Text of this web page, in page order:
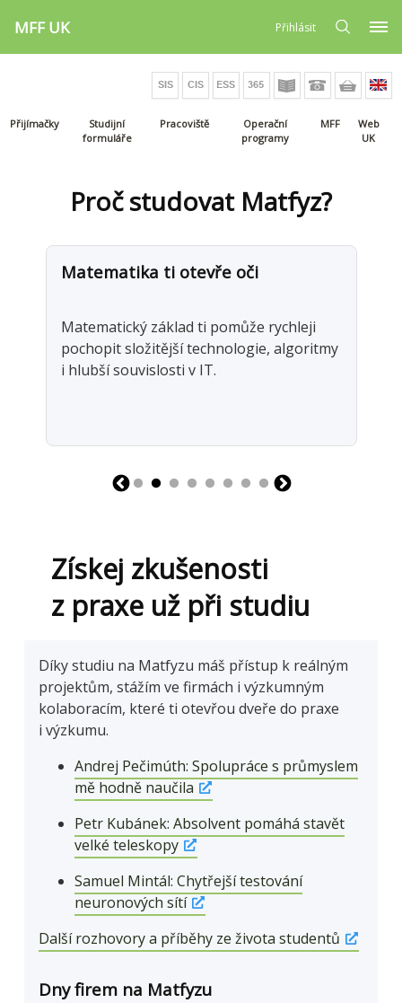
MFF UK Přihlásit
Přijímačky
Studijní
formuláře
Pracoviště
Operační
programy
MFF
Web
UK
Proč studovat Matfyz?
Matematika ti otevře oči
Matematický základ ti pomůže rychleji
pochopit složitější technologie, algoritmy
i hlubší souvislosti v IT.
Získej zkušenosti
z praxe už při studiu
Díky studiu na Matfyzu máš přístup k reálným
projektům, stážím ve firmách i výzkumným
kolaboracím, které ti otevřou dveře do praxe
i výzkumu.
Andrej Pečimúth: Spolupráce s průmyslem
mě hodně naučila
Petr Kubánek: Absolvent pomáhá stavět
velké teleskopy
Samuel Mintál: Chytřejší testování
neuronových sítí
Další rozhovory a příběhy ze života studentů
Dny firem na Matfyzu